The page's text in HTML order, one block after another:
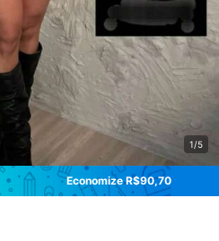
1/5
Economize R$90,70